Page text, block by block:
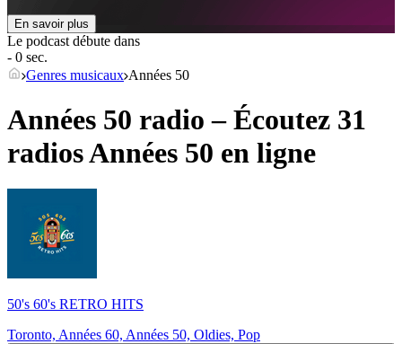
En savoir plus
Le podcast débute dans
- 0 sec.
Genres musicaux Années 50
Années 50 radio – Écoutez 31
radiosAnnées 50 en ligne
50's 60's RETRO HITS
Toronto, Années 60, Années 50, Oldies, Pop